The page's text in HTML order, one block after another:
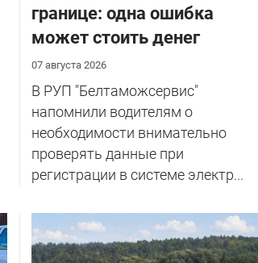
границе: одна ошибка
может стоить денег
07 августа 2026
В РУП "Белтаможсервис"
напомнили водителям о
необходимости внимательно
проверять данные при
регистрации в системе электр...